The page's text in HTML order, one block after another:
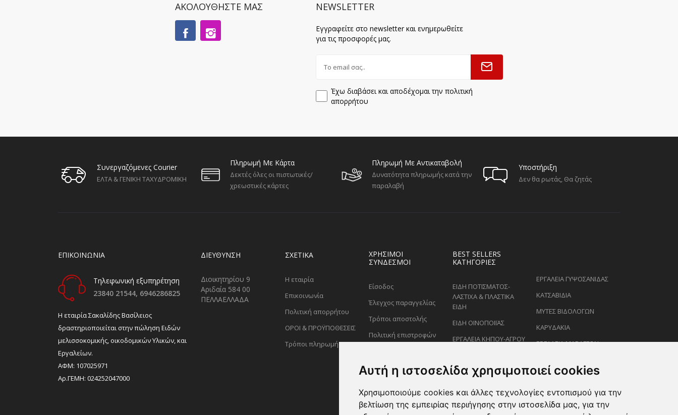
Αυτή η ιστοσελίδα χρησιμοποιεί cookies
Χρησιμοποιούμε cookies και άλλες τεχνολογίες εντοπισμού για την
βελτίωση της εμπειρίας περιήγησης στην ιστοσελίδα μας, για την
ΑΚΟΛΟΥΘΗΣΤΕ ΜΑΣ NEWSLETTER
Εγγραφείτε στο newsletter και ενημερωθείτε
για τις προσφορές μας.
Έχω διαβάσει και αποδέχομαι την πολιτική
απορρήτου
Συνεργαζόμενες Courier
ΕΛΤΑ & ΓΕΝΙΚΗ ΤΑΧΥΔΡΟΜΙΚΗ
Πληρωμή Με Κάρτα
Δεκτές όλες οι πιστωτικές/
χρεωστικές κάρτες
Πληρωμή Με Αντικαταβολή
Δυνατότητα πληρωμής κατά την
παραλαβή
Υποστήριξη
Δεν θα ρωτάς, Θα ζητάς
ΕΠΙΚΟΙΝΩΝΙΑ
Τηλεφωνική εξυπηρέτηση
23840 21544, 6946286825
H εταιρία Σακαλίδης Βασίλειος
δραστηριοποιείται στην πώληση Ειδών
μελισσοκομικής, οικοδομικών Υλικών, και
Εργαλείων.
ΑΦΜ: 107025971
Αρ.ΓΕΜΗ: 024252047000
ΔΙΕΎΘΥΝΣΗ
Διοικητηρίου 9
Αριδαία 584 00
ΠΕΛΛΑΕΛΛΑΔΑ
ΣΧΕΤΙΚΑ
Η εταιρία
Επικοινωνία
Πολιτική απορρήτου
ΟΡΟΙ & ΠΡΟΫΠΟΘΕΣΕΙΣ
Τρόποι πληρωμής
ΧΡΗΣΙΜΟΙ
ΣΥΝΔΕΣΜΟΙ
Είσοδος
Έλεγχος παραγγελίας
Τρόποι αποστολής
Πολιτική επιστροφών
BEST SELLERS
ΚΑΤΗΓΟΡΊΕΣ
ΕΙΔΗ ΠΟΤΙΣΜΑΤΟΣ-
ΛΑΣΤΙΧΑ & ΠΛΑΣΤΙΚΑ
ΕΙΔΗ
ΕΙΔΗ ΟΙΝΟΠΟΙΪΑΣ
ΕΡΓΑΛΕΙΑ ΚΗΠΟΥ-ΑΓΡΟΥ
ΡΑΝΤΙΣΜΑΤΟΣ
ΨΑΛΙΔΙΑ ΚΛΑΔΕΜΑΤΟΣ
ΕΡΓΑΛΕΙΑ ΓΥΨΟΣΑΝΙΔΑΣ
ΚΑΤΣΑΒΙΔΙΑ
ΜΥΤΕΣ ΒΙΔΟΛΟΓΩΝ
ΚΑΡΥΔΑΚΙΑ
ΕΡΓΑΛΕΙΑ ΜΑΡΑΓΓΩΝ